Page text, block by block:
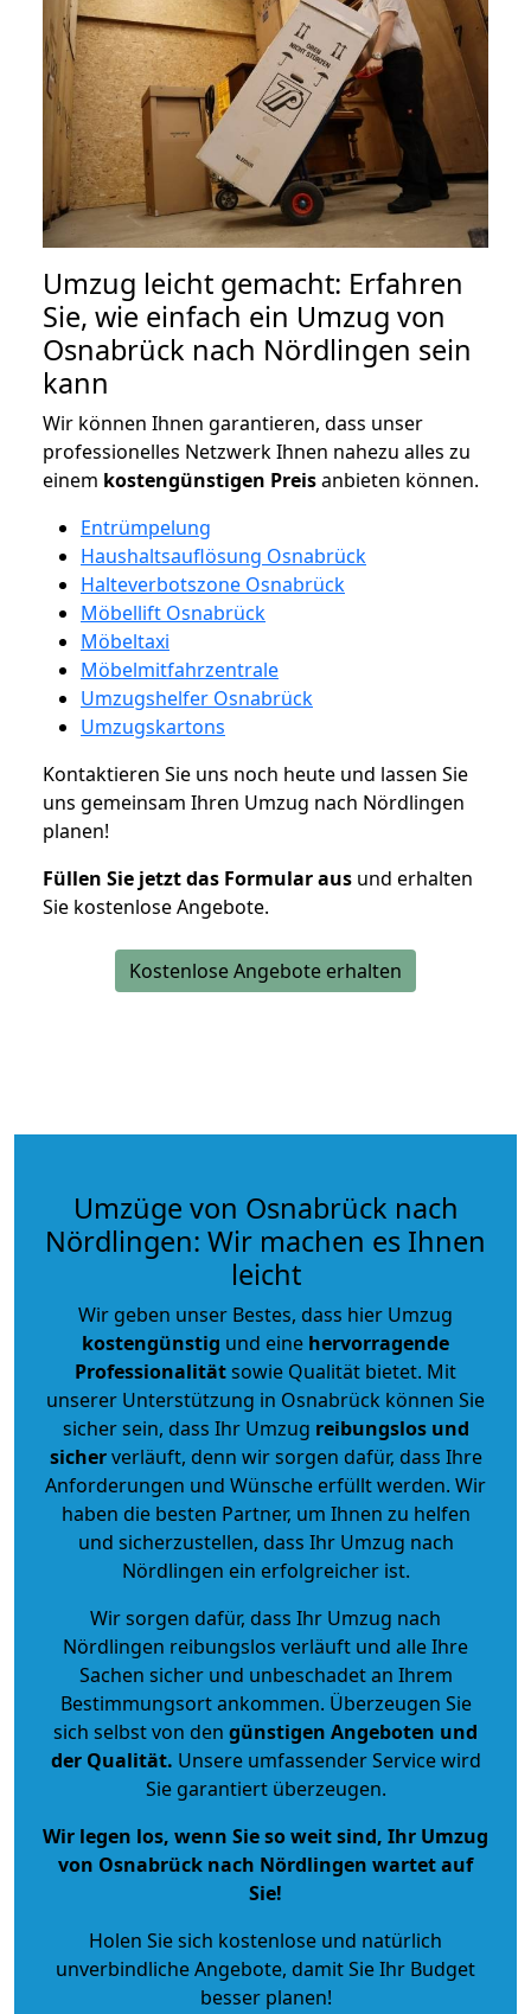
Umzug leicht gemacht: Erfahren
Sie, wie einfach ein Umzug von
Osnabrück nach Nördlingen sein
kann
Wir können Ihnen garantieren, dass unser
professionelles Netzwerk Ihnen nahezu alles zu
einem kostengünstigen Preisanbieten können.
Entrümpelung
Haushaltsauflösung Osnabrück
Halteverbotszone Osnabrück
Möbellift Osnabrück
Möbeltaxi
Möbelmitfahrzentrale
Umzugshelfer Osnabrück
Umzugskartons
Kontaktieren Sie uns noch heute und lassen Sie
uns gemeinsam Ihren Umzug nach Nördlingen
planen!
Füllen Sie jetzt das Formular aus und erhalten
Sie kostenlose Angebote.
Kostenlose Angebote erhalten
Umzüge von Osnabrück nach
Nördlingen: Wir machen es Ihnen
leicht
Wir geben unser Bestes, dass hier Umzug
kostengünstig und eine hervorragende
Professionalitätsowie Qualität bietet. Mit
unserer Unterstützung in Osnabrück können Sie
sicher sein, dass Ihr Umzug reibungslos und
sicherverläuft, denn wir sorgen dafür, dass Ihre
Anforderungen und Wünsche erfüllt werden. Wir
haben die besten Partner, um Ihnen zu helfen
und sicherzustellen, dass Ihr Umzug nach
Nördlingen ein erfolgreicher ist.
Wir sorgen dafür, dass Ihr Umzug nach
Nördlingen reibungslos verläuft und alle Ihre
Sachen sicher und unbeschadet an Ihrem
Bestimmungsort ankommen. Überzeugen Sie
sich selbst von den günstigen Angeboten und
der Qualität. Unsere umfassender Service wird
Sie garantiert überzeugen.
Wir legen los, wenn Sie so weit sind, Ihr Umzug
von Osnabrück nach Nördlingen wartet auf
Sie!
Holen Sie sich kostenlose und natürlich
unverbindliche Angebote, damit Sie Ihr Budget
besser planen!